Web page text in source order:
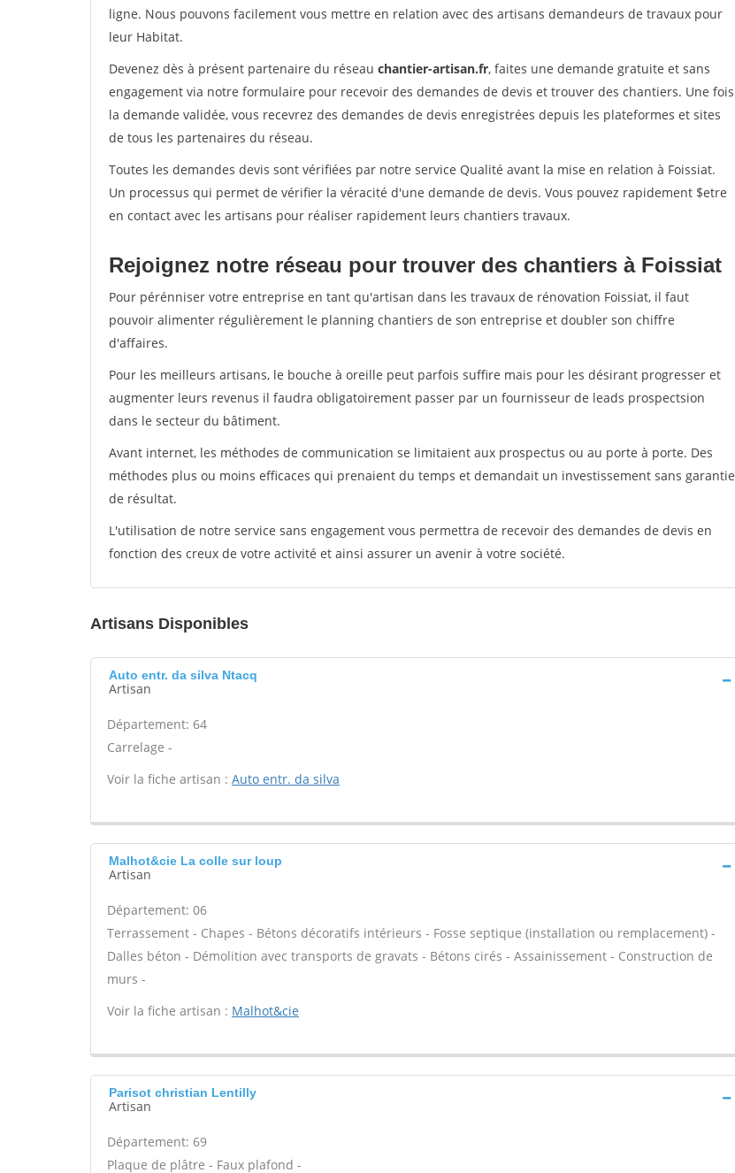
ligne. Nous pouvons facilement vous mettre en relation avec des artisans demandeurs de travaux pour
leur Habitat.
Devenez dès à présent partenaire du réseau chantier-artisan.fr, faites une demande gratuite et sans
engagement via notre formulaire pour recevoir des demandes de devis et trouver des chantiers. Une fois
la demande validée, vous recevrez des demandes de devis enregistrées depuis les plateformes et sites
de tous les partenaires du réseau.
Toutes les demandes devis sont vérifiées par notre service Qualité avant la mise en relation à Foissiat.
Un processus qui permet de vérifier la véracité d'une demande de devis. Vous pouvez rapidement $etre
en contact avec les artisans pour réaliser rapidement leurs chantiers travaux.
Rejoignez notre réseau pour trouver des chantiers à Foissiat
Pour pérénniser votre entreprise en tant qu'artisan dans les travaux de rénovation Foissiat, il faut
pouvoir alimenter régulièrement le planning chantiers de son entreprise et doubler son chiffre
d'affaires.
Pour les meilleurs artisans, le bouche à oreille peut parfois suffire mais pour les désirant progresser et
augmenter leurs revenus il faudra obligatoirement passer par un fournisseur de leads prospectsion
dans le secteur du bâtiment.
Avant internet, les méthodes de communication se limitaient aux prospectus ou au porte à porte. Des
méthodes plus ou moins efficaces qui prenaient du temps et demandait un investissement sans garantie
de résultat.
L'utilisation de notre service sans engagement vous permettra de recevoir des demandes de devis en
fonction des creux de votre activité et ainsi assurer un avenir à votre société.
Artisans Disponibles
Auto entr. da silva Ntacq
Artisan
Département: 64
Carrelage -
Voir la fiche artisan : Auto entr. da silva
Malhot&cie La colle sur loup
Artisan
Département: 06
Terrassement - Chapes - Bétons décoratifs intérieurs - Fosse septique (installation ou remplacement) -
Dalles béton - Démolition avec transports de gravats - Bétons cirés - Assainissement - Construction de
murs -
Voir la fiche artisan : Malhot&cie
Parisot christian Lentilly
Artisan
Département: 69
Plaque de plâtre - Faux plafond -